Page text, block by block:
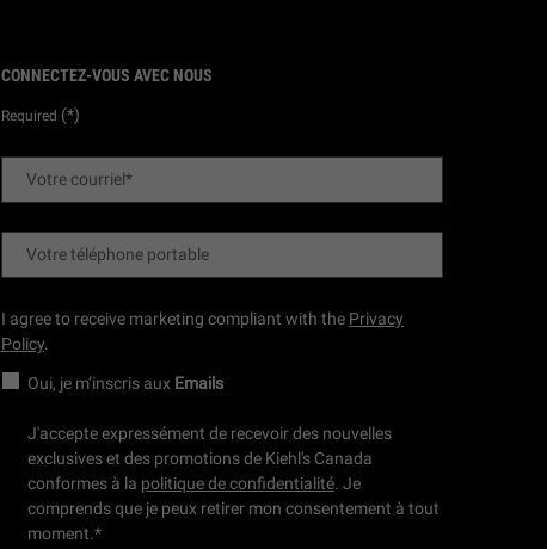
CONNECTEZ-VOUS AVEC NOUS
Required (*)
Votre courriel*
Votre téléphone portable
I agree to receive marketing compliant with the Privacy
Policy.
Oui, je m’inscris aux Emails
J'accepte expressément de recevoir des nouvelles
exclusives et des promotions de Kiehl's Canada
conformes à la politique de confidentialité. Je
comprends que je peux retirer mon consentement à tout
moment.*